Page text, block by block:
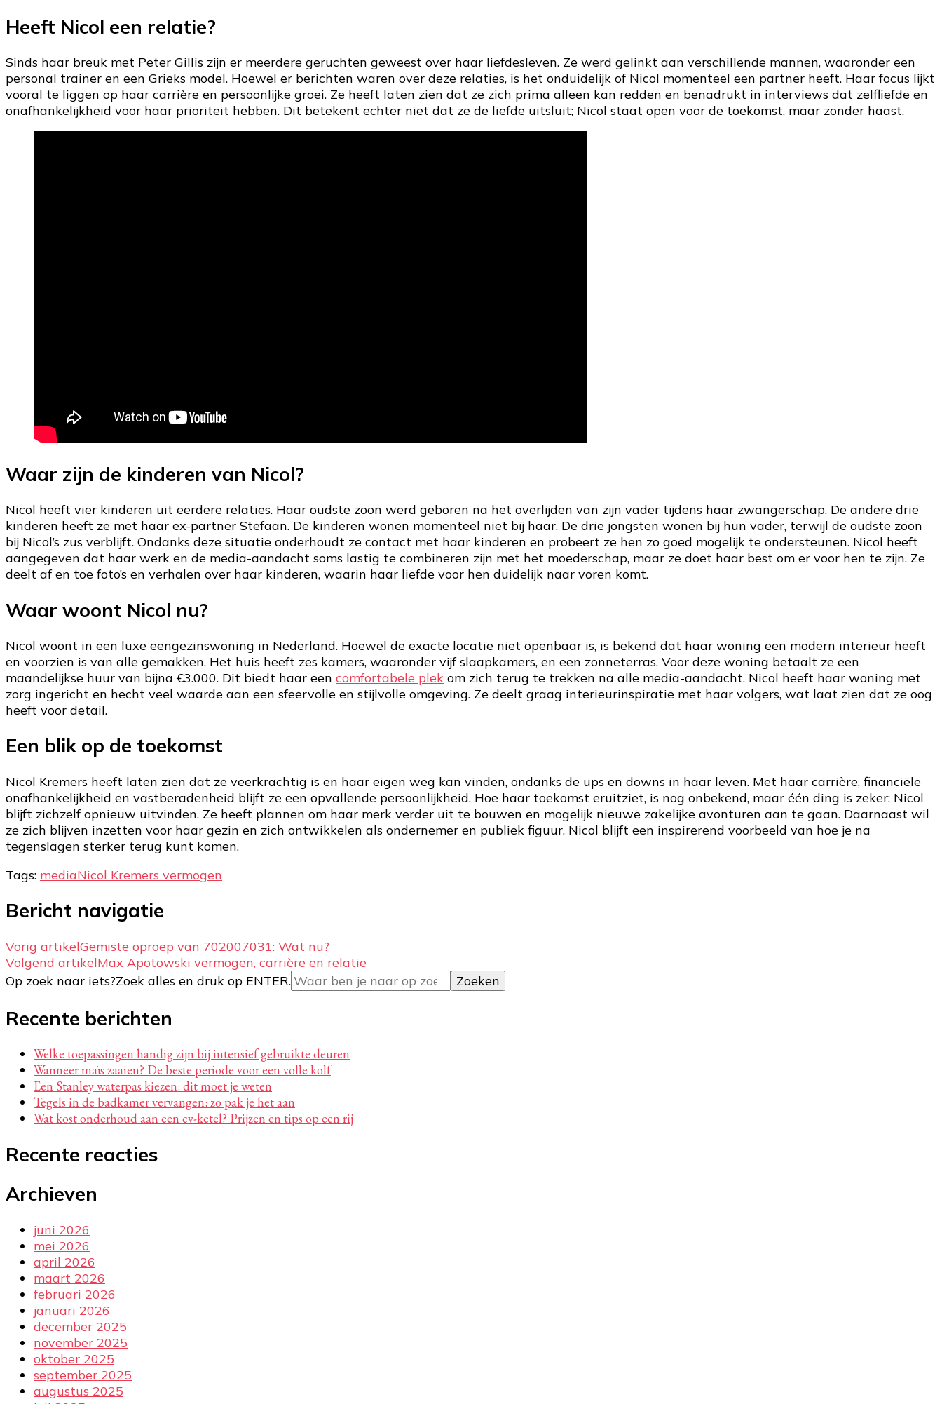
Heeft Nicol een relatie?
Sinds haar breuk met Peter Gillis zijn er meerdere geruchten geweest over haar liefdesleven. Ze werd gelinkt aan verschillende mannen, waaronder een
personal trainer en een Grieks model. Hoewel er berichten waren over deze relaties, is het onduidelijk of Nicol momenteel een partner heeft. Haar focus lijkt
vooral te liggen op haar carrière en persoonlijke groei. Ze heeft laten zien dat ze zich prima alleen kan redden en benadrukt in interviews dat zelfliefde en
onafhankelijkheid voor haar prioriteit hebben. Dit betekent echter niet dat ze de liefde uitsluit; Nicol staat open voor de toekomst, maar zonder haast.
Waar zijn de kinderen van Nicol?
Nicol heeft vier kinderen uit eerdere relaties. Haar oudste zoon werd geboren na het overlijden van zijn vader tijdens haar zwangerschap. De andere drie
kinderen heeft ze met haar ex-partner Stefaan. De kinderen wonen momenteel niet bij haar. De drie jongsten wonen bij hun vader, terwijl de oudste zoon
bij Nicol’s zus verblijft. Ondanks deze situatie onderhoudt ze contact met haar kinderen en probeert ze hen zo goed mogelijk te ondersteunen. Nicol heeft
aangegeven dat haar werk en de media-aandacht soms lastig te combineren zijn met het moederschap, maar ze doet haar best om er voor hen te zijn. Ze
deelt af en toe foto’s en verhalen over haar kinderen, waarin haar liefde voor hen duidelijk naar voren komt.
Waar woont Nicol nu?
Nicol woont in een luxe eengezinswoning in Nederland. Hoewel de exacte locatie niet openbaar is, is bekend dat haar woning een modern interieur heeft
en voorzien is van alle gemakken. Het huis heeft zes kamers, waaronder vijf slaapkamers, en een zonneterras. Voor deze woning betaalt ze een
maandelijkse huur van bijna €3.000. Dit biedt haar een comfortabele plek om zich terug te trekken na alle media-aandacht. Nicol heeft haar woning met
zorg ingericht en hecht veel waarde aan een sfeervolle en stijlvolle omgeving. Ze deelt graag interieurinspiratie met haar volgers, wat laat zien dat ze oog
heeft voor detail.
Een blik op de toekomst
Nicol Kremers heeft laten zien dat ze veerkrachtig is en haar eigen weg kan vinden, ondanks de ups en downs in haar leven. Met haar carrière, financiële
onafhankelijkheid en vastberadenheid blijft ze een opvallende persoonlijkheid. Hoe haar toekomst eruitziet, is nog onbekend, maar één ding is zeker: Nicol
blijft zichzelf opnieuw uitvinden. Ze heeft plannen om haar merk verder uit te bouwen en mogelijk nieuwe zakelijke avonturen aan te gaan. Daarnaast wil
ze zich blijven inzetten voor haar gezin en zich ontwikkelen als ondernemer en publiek figuur. Nicol blijft een inspirerend voorbeeld van hoe je na
tegenslagen sterker terug kunt komen.
Tags: mediaNicol Kremers vermogen
Bericht navigatie
Vorig artikelGemiste oproep van 702007031: Wat nu?
Volgend artikelMax Apotowski vermogen, carrière en relatie
Op zoek naar iets?Zoek alles en druk op ENTER.
Recente berichten
Welke toepassingen handig zijn bij intensief gebruikte deuren
Wanneer maïs zaaien? De beste periode voor een volle kolf
Een Stanley waterpas kiezen: dit moet je weten
Tegels in de badkamer vervangen: zo pak je het aan
Wat kost onderhoud aan een cv-ketel? Prijzen en tips op een rij
Recente reacties
Archieven
juni 2026
mei 2026
april 2026
maart 2026
februari 2026
januari 2026
december 2025
november 2025
oktober 2025
september 2025
augustus 2025